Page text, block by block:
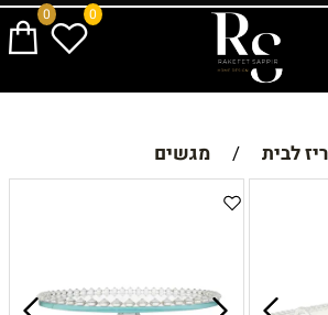
0 0
לבית / מגשים